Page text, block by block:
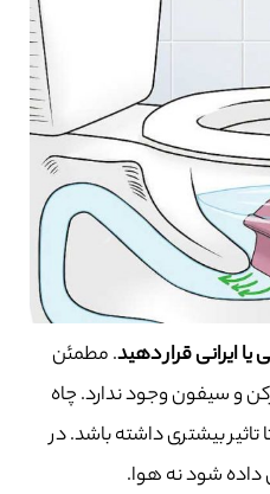
یا ایرانی قرار دهید. مطمئن
و سیفون وجود ندارد. چاه
تاثیر بیشتری داشته باشد. در
داده شود نه هوا.